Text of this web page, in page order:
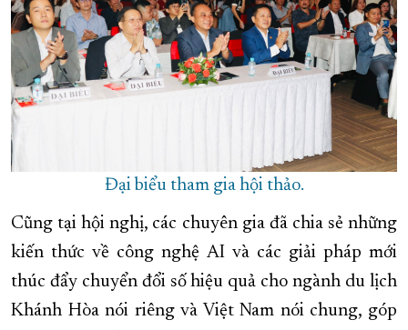
Đại biểu tham gia hội thảo.
Cũng tại hội nghị, các chuyên gia đã chia sẻ những
kiến thức về công nghệ AI và các giải pháp mới
thúc đẩy chuyển đổi số hiệu quả cho ngành du lịch
Khánh Hòa nói riêng và Việt Nam nói chung, góp